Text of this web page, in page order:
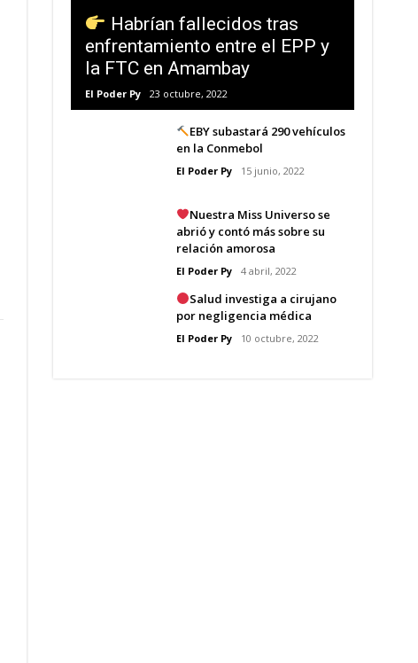
Habrían fallecidos tras
enfrentamiento entre el EPP y
la FTC en Amambay
El Poder Py 23 octubre, 2022
EBY subastará 290 vehículos
en la Conmebol
El Poder Py 15 junio, 2022
Nuestra Miss Universo se
abrió y contó más sobre su
relación amorosa
El Poder Py 4 abril, 2022
Salud investiga a cirujano
por negligencia médica
El Poder Py 10 octubre, 2022